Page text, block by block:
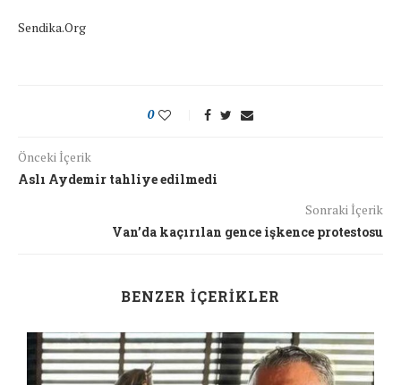
Sendika.Org
0
Önceki İçerik
Aslı Aydemir tahliye edilmedi
Sonraki İçerik
Van’da kaçırılan gence işkence protestosu
BENZER İÇERIKLER